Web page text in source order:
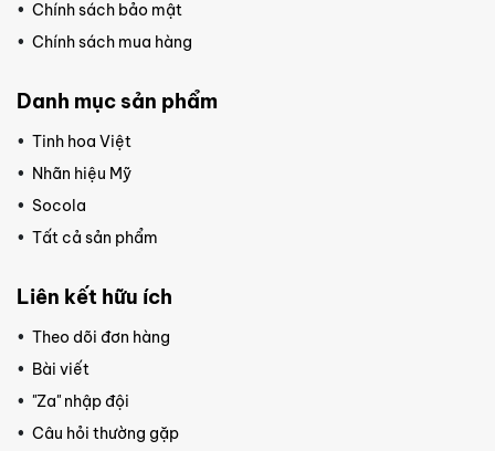
Chính sách bảo mật
Chính sách mua hàng
Danh mục sản phẩm
Tinh hoa Việt
Nhãn hiệu Mỹ
Socola
Tất cả sản phẩm
Liên kết hữu ích
Theo dõi đơn hàng
Bài viết
"Za" nhập đội
Câu hỏi thường gặp